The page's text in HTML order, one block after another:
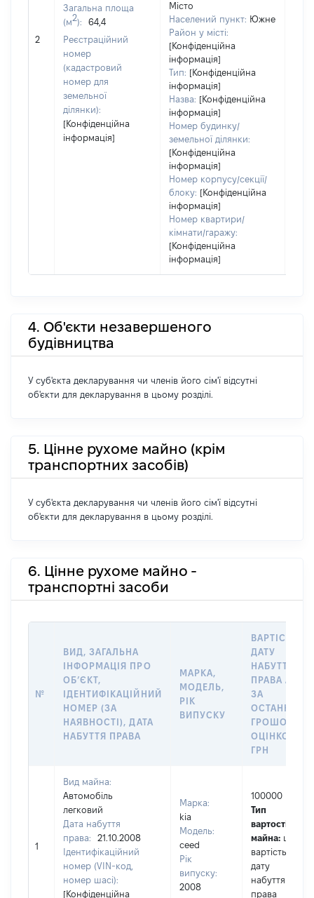
2
Загальна площа
(м2):
64,4
Реєстраційний
номер
(кадастровий
номер для
земельної
ділянки):
[Конфіденційна
інформація]
Місто
Населений пункт: Южне
Район у місті:
[Конфіденційна
інформація]
Тип: [Конфіденційна
інформація]
Назва: [Конфіденційна
інформація]
Номер будинку/
земельної ділянки:
[Конфіденційна
інформація]
Номер корпусу/секції/
блоку: [Конфіденційна
інформація]
Номер квартири/
кімнати/гаражу:
[Конфіденційна
інформація]
4. Об'єкти незавершеного
будівництва
У суб'єкта декларування чи членів його сім'ї відсутні
об'єкти для декларування в цьому розділі.
5. Цінне рухоме майно (крім
транспортних засобів)
У суб'єкта декларування чи членів його сім'ї відсутні
об'єкти для декларування в цьому розділі.
6. Цінне рухоме майно -
транспортні засоби
№
ВИД, ЗАГАЛЬНА
ІНФОРМАЦІЯ ПРО
ОБʼЄКТ,
ІДЕНТИФІКАЦІЙНИЙ
НОМЕР (ЗА
НАЯВНОСТІ), ДАТА
НАБУТТЯ ПРАВА
МАРКА,
МОДЕЛЬ,
РІК
ВИПУСКУ
ВАРТІСТЬ НА
ДАТУ
НАБУТТЯ
ПРАВА АБО
ЗА
ГРОШОВОЮ
ОЦІНКОЮ,
ГРН
1
Вид майна:
Автомобіль
легковий
Дата набуття
права:
21.10.2008
Ідентифікаційний
номер (VIN-код,
номер шасі):
[Конфіденційна
Марка:
kia
Модель:
ceed
Рік
випуску:
2008
100000
Тип
вартості
майна: це
вартість на
дату
набуття
права